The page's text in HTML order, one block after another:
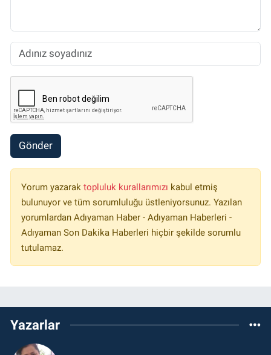
Gönder
Yorum yazarak topluluk kurallarımızı kabul etmiş
bulunuyor ve tüm sorumluluğu üstleniyorsunuz. Yazılan
yorumlardan Adıyaman Haber - Adıyaman Haberleri -
Adıyaman Son Dakika Haberleri hiçbir şekilde sorumlu
tutulamaz.
Yazarlar